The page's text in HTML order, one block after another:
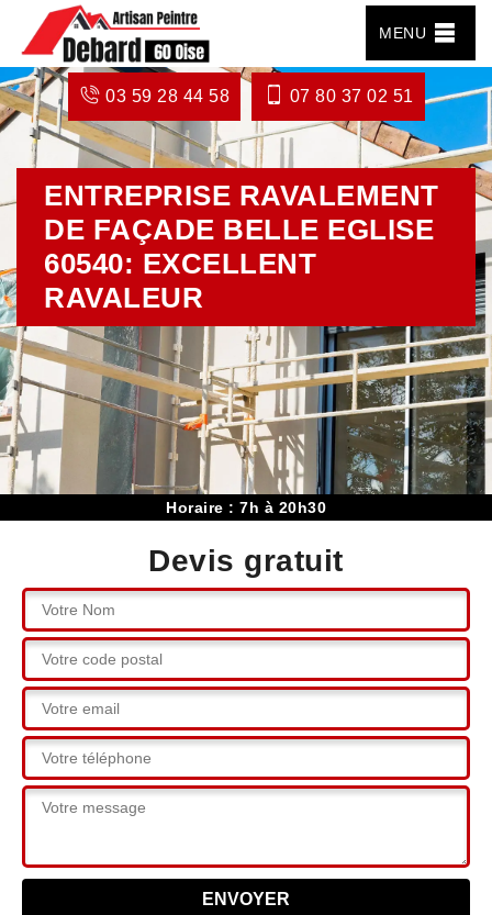
MENU
03 59 28 44 58 07 80 37 02 51
ENTREPRISE RAVALEMENT
DE FAÇADE BELLE EGLISE
60540: EXCELLENT
RAVALEUR
Horaire : 7h à 20h30
Devis gratuit